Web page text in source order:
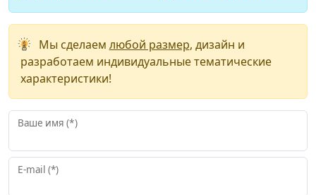
Мы сделаем любой размер, дизайн и
разработаем индивидуальные тематические
характеристики!
Ваше имя (*)
E-mail (*)